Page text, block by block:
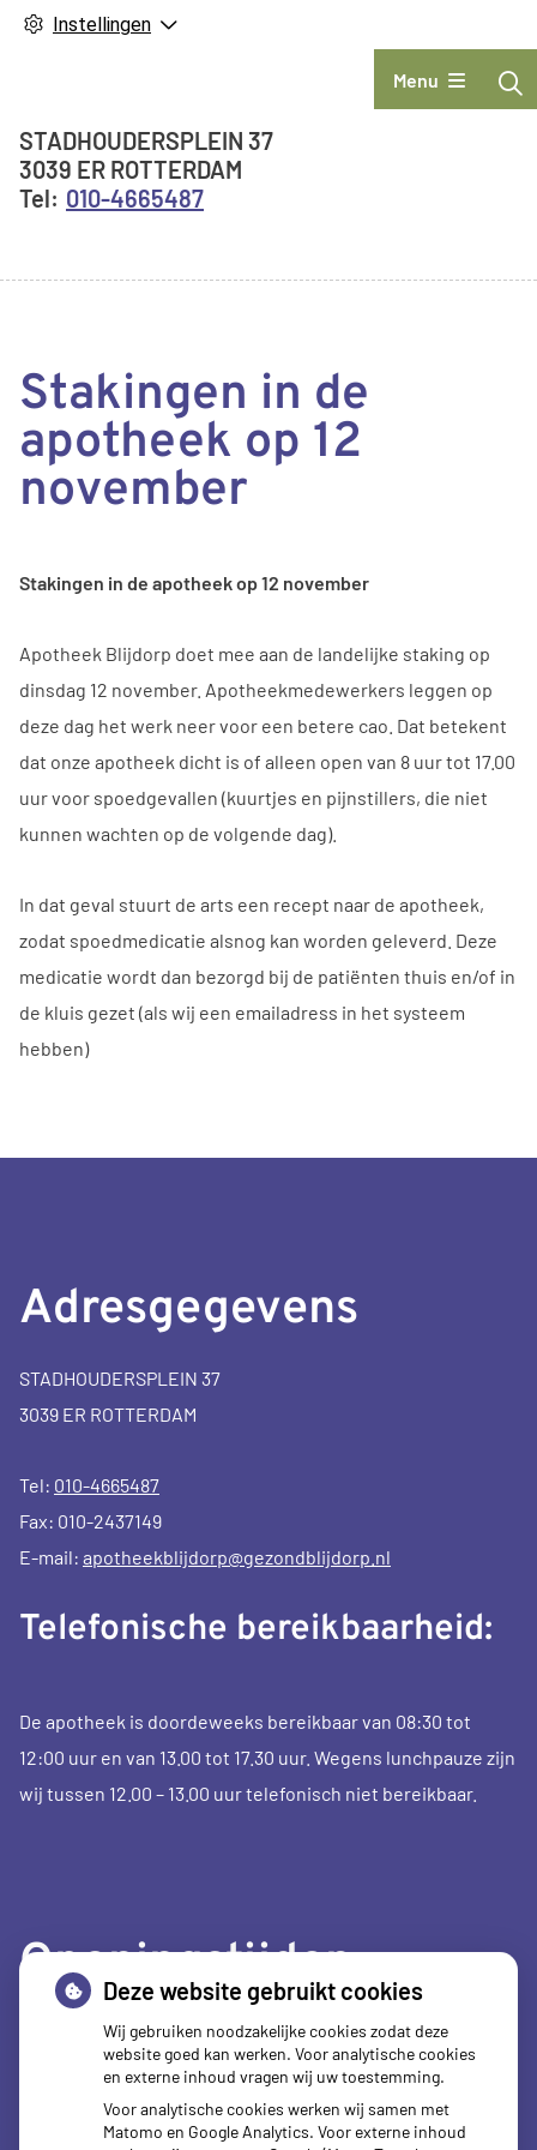
Instellingen
Hoofdmenu
Menu
Adresgegevens
STADHOUDERSPLEIN 37
3039 ER ROTTERDAM
010-4665487
Stakingen in de
apotheek op 12
november
Stakingen in de apotheek op 12 november
Apotheek Blijdorp doet mee aan de landelijke staking op
dinsdag 12 november. Apotheekmedewerkers leggen op
deze dag het werk neer voor een betere cao. Dat betekent
dat onze apotheek dicht is of alleen open van 8 uur tot 17.00
uur voor spoedgevallen (kuurtjes en pijnstillers, die niet
kunnen wachten op de volgende dag).
In dat geval stuurt de arts een recept naar de apotheek,
zodat spoedmedicatie alsnog kan worden geleverd. Deze
medicatie wordt dan bezorgd bij de patiënten thuis en/of in
de kluis gezet (als wij een emailadress in het systeem
hebben)
Adresgegevens
STADHOUDERSPLEIN 37
3039 ER ROTTERDAM
Tel: 010-4665487
Fax: 010-2437149
E-mail: apotheekblijdorp@gezondblijdorp.nl
Telefonische bereikbaarheid:
De apotheek is doordeweeks bereikbaar van 08:30 tot
12:00 uur en van 13.00 tot 17.30 uur. Wegens lunchpauze zijn
wij tussen 12.00 – 13.00 uur telefonisch niet bereikbaar.
Openingstijden
08.00 - 17.30 uur
08.00 - 17.30 uur
Woensdag:
08.00 - 17.30 uur
Donderdag:
08.00 - 17.30 uur
08.00 - 17.30 uur
Deze website gebruikt cookies
Wij gebruiken noodzakelijke cookies zodat deze
website goed kan werken. Voor analytische cookies
en externe inhoud vragen wij uw toestemming.
Voor analytische cookies werken wij samen met
Matomo en Google Analytics. Voor externe inhoud